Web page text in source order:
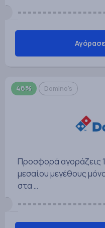
46% Domino's
Προσφορά αγοράζεις
μεσαίου μεγέθους
στα …